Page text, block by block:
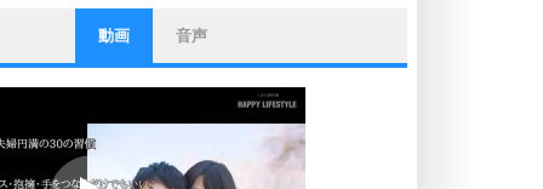
ストレス対策
他人と比べない。
いっそのこと、他人を見ない。
プラス思考
ポジティブになれない原因は、行動
動画 音声